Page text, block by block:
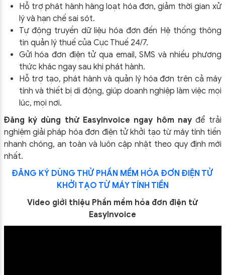
Hỗ trợ phát hành hàng loạt hóa đơn, giảm thời gian xử
lý và hạn chế sai sót.
Tự động truyền dữ liệu hóa đơn đến Hệ thống thông
tin quản lý thuế của Cục Thuế 24/7.
Gửi hóa đơn điện tử qua email, SMS và nhiều phương
thức khác ngay sau khi phát hành.
Hỗ trợ tạo, phát hành và quản lý hóa đơn trên cả máy
tính và thiết bị di động, giúp doanh nghiệp làm việc mọi
lúc, mọi nơi.
Đăng ký dùng thử EasyInvoice ngay hôm nayđể trải
nghiệm giải pháp hóa đơn điện tử khởi tạo từ máy tính tiền
nhanh chóng, an toàn và luôn cập nhật theo quy định mới
nhất.
ĐĂNG KÝ DÙNG THỬ PHẦN MỀM HÓA ĐƠN ĐIỆN TỬ
KHỞI TẠO TỪ MÁY TÍNH TIỀN
Video giới thiệu Phần mềm hóa đơn điện tử
EasyInvoice